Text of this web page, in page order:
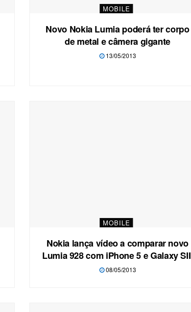
MOBILE
Novo Nokia Lumia poderá ter corpo
de metal e câmera gigante
13/05/2013
MOBILE
Nokia lança vídeo a comparar novo
Lumia 928 com iPhone 5 e Galaxy
08/05/2013